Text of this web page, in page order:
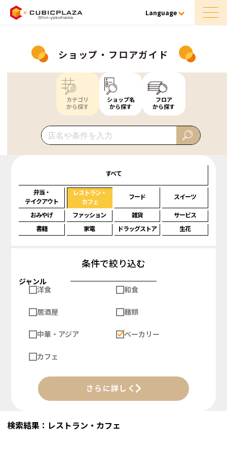
Language
ショップ・フロアガイド
カテゴリ
から探す
ショップ名
から探す
フロア
から探す
すべて
弁当・
テイクアウト
レストラン・
カフェ
フード スイーツ
おみやげ ファッション 雑貨
サービス
書籍
家電 ドラッグストア 生花
条件で絞り込む
ジャンル
洋食
和食
居酒屋 麺類
中華・アジア ベーカリー
カフェ
さらに詳しく
検索結果：レストラン・カフェ